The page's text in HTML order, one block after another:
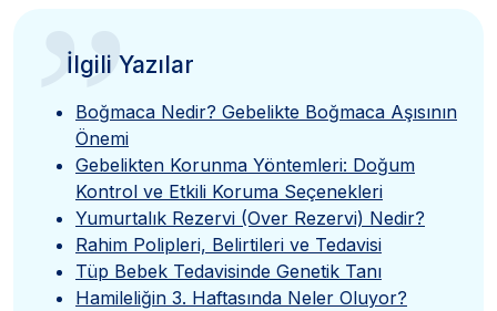
”
İlgili Yazılar
Boğmaca Nedir? Gebelikte Boğmaca Aşısının
Önemi
Gebelikten Korunma Yöntemleri: Doğum
Kontrol ve Etkili Koruma Seçenekleri
Yumurtalık Rezervi (Over Rezervi) Nedir?
Rahim Polipleri, Belirtileri ve Tedavisi
Tüp Bebek Tedavisinde Genetik Tanı
Hamileliğin 3. Haftasında Neler Oluyor?